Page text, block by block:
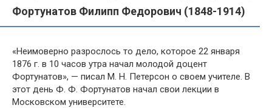
Фортунатов Филипп Федорович (1848-1914)
«Неимоверно разрослось то дело, которое 22 января
1876 г. в 10 часов утра начал молодой доцент
Фортунатов», — писал М. Н. Петерсон о своем учителе. В
этот день Ф. Ф. Фортунатов начал свои лекции в
Московском университете.